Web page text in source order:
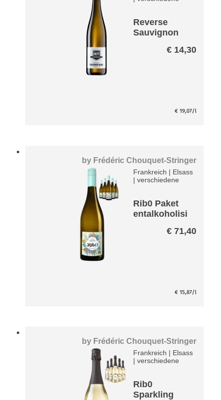
Reverse
Sauvignon
entalkoholisi
€14,30
€ 19,07/l
by Frédéric Chouquet-Stringer
Frankreich | Elsass
|verschiedene
Rib0 Paket
entalkoholisi
€71,40
€ 15,87/l
by Frédéric Chouquet-Stringer
Frankreich | Elsass
|verschiedene
Rib0
Sparkling